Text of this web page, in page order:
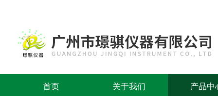
首页 关于我们 产品中